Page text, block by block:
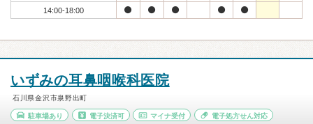
14:00-18:00
いずみの耳鼻咽喉科医院
石川県金沢市泉野出町
駐車場あり 電子決済可 マイナ受付 電子処方せん対応